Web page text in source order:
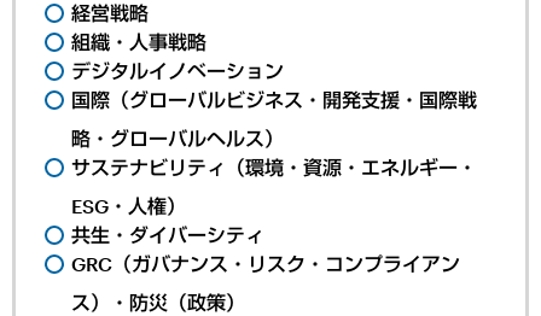
経営戦略
組織・人事戦略
デジタルイノベーション
国際（グローバルビジネス・開発支援・国際戦
略・グローバルヘルス）
サステナビリティ（環境・資源・エネルギー・
ESG・人権）
共生・ダイバーシティ
GRC（ガバナンス・リスク・コンプライアン
ス）・防災（政策）